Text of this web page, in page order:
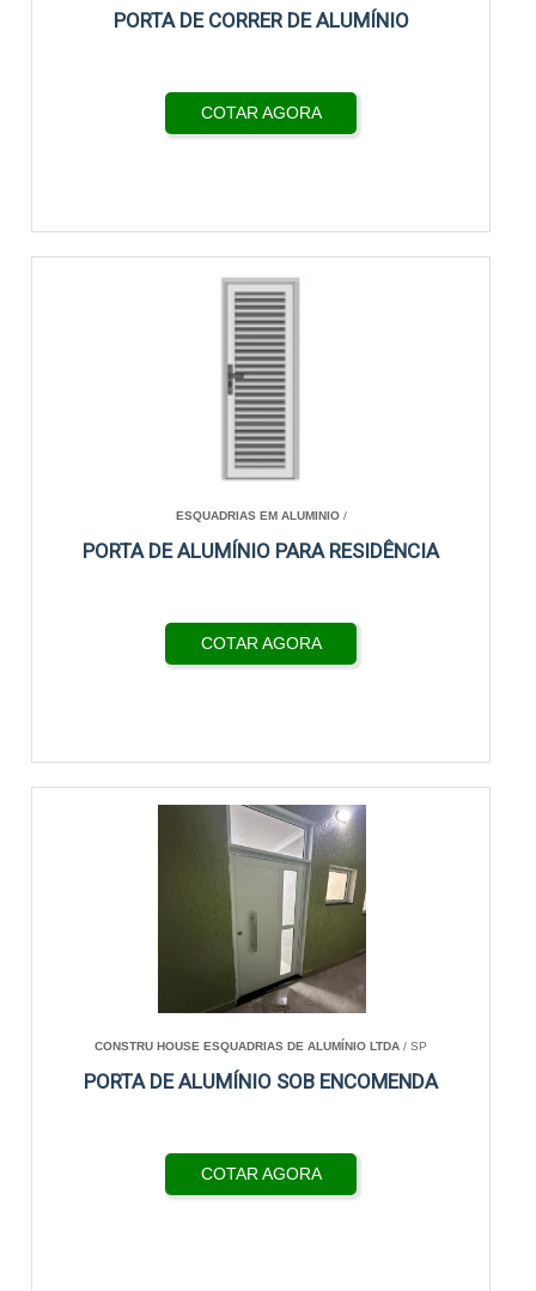
PORTA DE CORRER DE ALUMÍNIO
COTAR AGORA
ESQUADRIAS EM ALUMINIO/
PORTA DE ALUMÍNIO PARA RESIDÊNCIA
COTAR AGORA
CONSTRU HOUSE ESQUADRIAS DE ALUMÍNIO LTDA / SP
PORTA DE ALUMÍNIO SOB ENCOMENDA
COTAR AGORA